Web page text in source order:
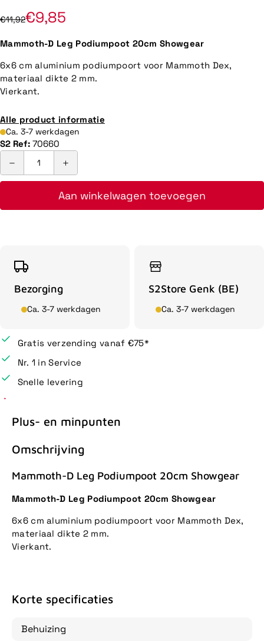
€11,92€9,85
Mammoth-D Leg Podiumpoot 20cm Showgear
6x6 cm aluminium podiumpoort voor Mammoth Dex,
materiaal dikte 2 mm.
Vierkant.
Alle product informatie
Ca. 3-7 werkdagen
S2 Ref: 70660
Aan winkelwagen toevoegen
Bezorging
Ca. 3-7 werkdagen
S2Store Genk (BE)
Ca. 3-7 werkdagen
Gratis verzending vanaf €75*
Nr. 1 in Service
Snelle levering
Plus- en minpunten
Omschrijving
Mammoth-D Leg Podiumpoot 20cm Showgear
Mammoth-D Leg Podiumpoot 20cm Showgear
6x6 cm aluminium podiumpoort voor Mammoth Dex,
materiaal dikte 2 mm.
Vierkant.
Korte specificaties
Behuizing